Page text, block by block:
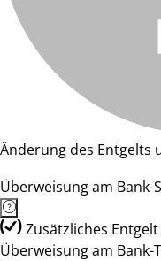
Änderung des Entgelts
Überweisung am Bank-
Zusätzliches
Überweisung am Bank-